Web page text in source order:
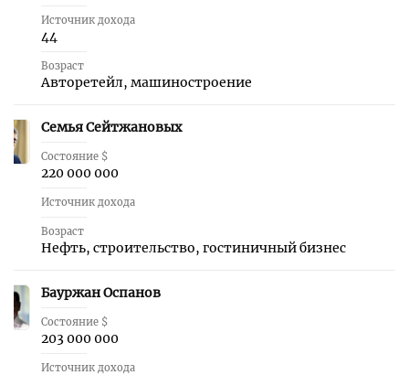
Источник дохода
44
Возраст
Авторетейл, машиностроение
32 Семья Сейтжановых
Состояние $
220 000 000
Источник дохода
Возраст
Нефть, строительство, гостиничный бизнес
33 Бауржан Оспанов
Состояние $
203 000 000
Источник дохода